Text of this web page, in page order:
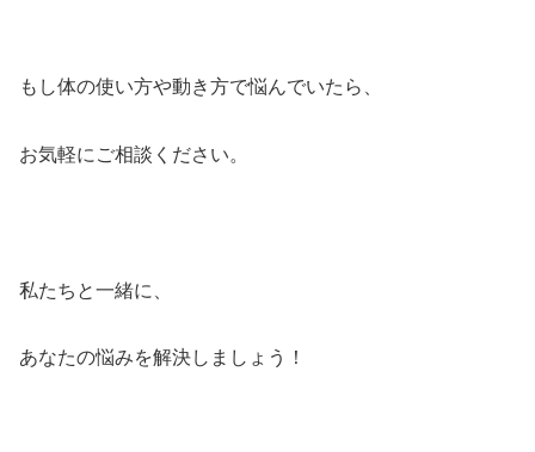
もし体の使い方や動き方で悩んでいたら、
お気軽にご相談ください。
私たちと一緒に、
あなたの悩みを解決しましょう！